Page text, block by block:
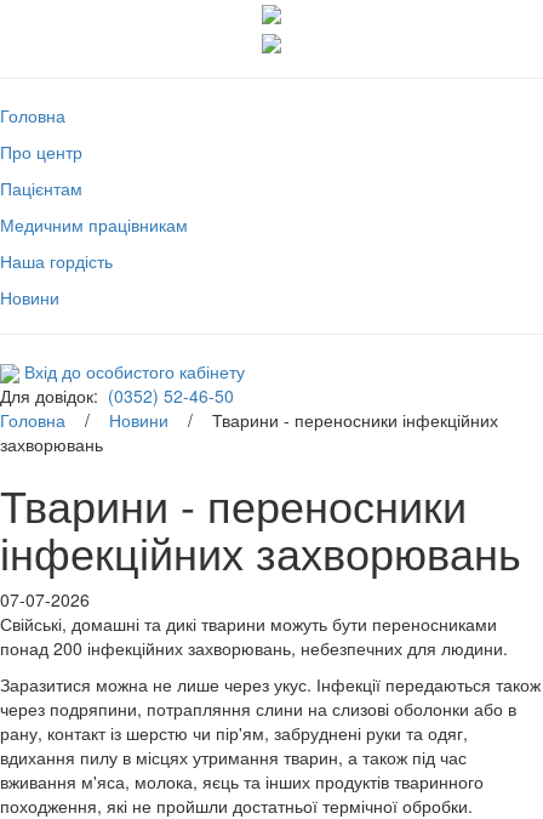
Головна
Про центр
Пацієнтам
Медичним працівникам
Наша гордість
Новини
Вхід до особистого кабінету
Для довідок: (0352) 52-46-50
Головна / Новини / Тварини - переносники інфекційних
захворювань
Тварини - переносники
інфекційних захворювань
07-07-2026
Свійські, домашні та дикі тварини можуть бути переносниками
понад 200 інфекційних захворювань, небезпечних для людини.
Заразитися можна не лише через укус. Інфекції передаються також
через подряпини, потрапляння слини на слизові оболонки або в
рану, контакт із шерстю чи пір'ям, забруднені руки та одяг,
вдихання пилу в місцях утримання тварин, а також під час
вживання м'яса, молока, яєць та інших продуктів тваринного
походження, які не пройшли достатньої термічної обробки.